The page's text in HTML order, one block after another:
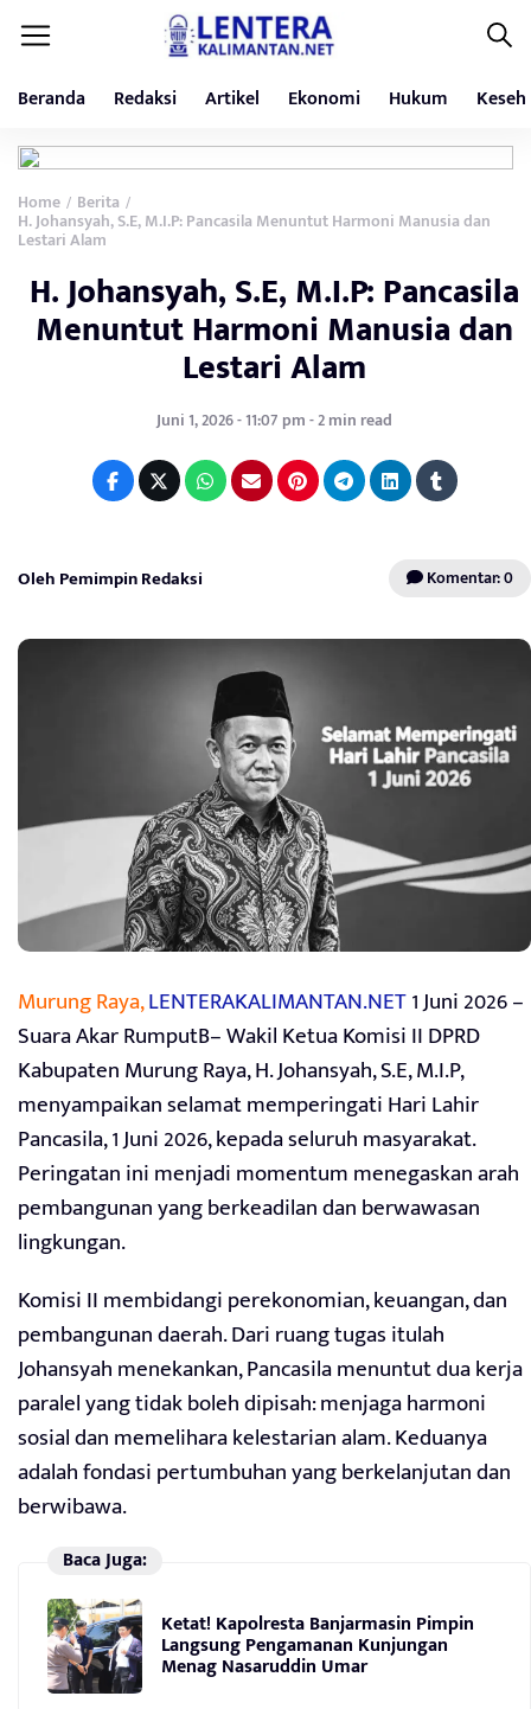
Beranda Redaksi Artikel Ekonomi Hukum
Home / Berita /
H. Johansyah, S.E, M.I.P: Pancasila Menuntut Harmoni Manusia dan
Lestari Alam
H. Johansyah, S.E, M.I.P: Pancasila
Menuntut Harmoni Manusia dan
Lestari Alam
Juni 1, 2026 - 11:07 pm - 2 min read
Oleh Pemimpin Redaksi Komentar: 0
Murung Raya,LENTERAKALIMANTAN.NET1 Juni 2026 –
Suara Akar RumputB– Wakil Ketua Komisi II DPRD
Kabupaten Murung Raya, H. Johansyah, S.E, M.I.P,
menyampaikan selamat memperingati Hari Lahir
Pancasila, 1 Juni 2026, kepada seluruh masyarakat.
Peringatan ini menjadi momentum menegaskan arah
pembangunan yang berkeadilan dan berwawasan
lingkungan.
Komisi II membidangi perekonomian, keuangan, dan
pembangunan daerah. Dari ruang tugas itulah
Johansyah menekankan, Pancasila menuntut dua kerja
paralel yang tidak boleh dipisah: menjaga harmoni
sosial dan memelihara kelestarian alam. Keduanya
adalah fondasi pertumbuhan yang berkelanjutan dan
berwibawa.
Baca Juga:
Ketat! Kapolresta Banjarmasin Pimpin
Langsung Pengamanan Kunjungan
Menag Nasaruddin Umar